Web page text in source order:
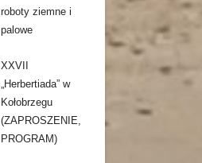
roboty ziemne i
palowe
XXVII
„Herbertiada” w
Kołobrzegu
(ZAPROSZENIE,
PROGRAM)